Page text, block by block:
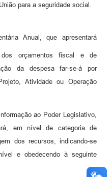
para a seguridade social.
Anual, que apresentará
dos orçamentos fiscal e de
da despesa far-se-á por
Atividade ou Operação
ao Poder Legislativo,
em nível de categoria de
dos recursos, indicando-se
e obedecendo à seguinte